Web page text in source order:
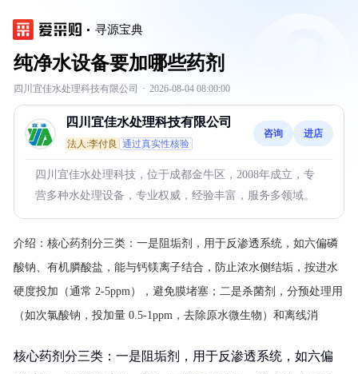
寻源宝典
纯净水设备要加哪些药剂
四川宜佳水处理科技有限公司 · 2026-08-04 08:00:00
四川宜佳水处理科技有限公司
法人:李付良 通过真实性核验
咨询 进店
四川宜佳水处理科技，位于成都金牛区，2008年成立，专
营多种水处理设备，专业权威，经验丰富，服务多领域。
介绍： 核心药剂分三类：一是阻垢剂，用于反渗透系统，如六偏磷
酸钠、有机膦酸盐，能与钙镁离子结合，防止浓水侧结垢，按进水
硬度投加（通常 2-5ppm），避免膜堵塞；二是杀菌剂，分预处理用
（如次氯酸钠，投加量 0.5-1ppm，去除原水微生物）和离线消
核心药剂分三类：一是阻垢剂，用于反渗透系统，如六偏